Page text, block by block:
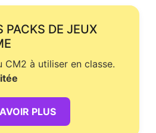
PACKS DE JEUX
CM2 à utiliser en classe.
PLUS